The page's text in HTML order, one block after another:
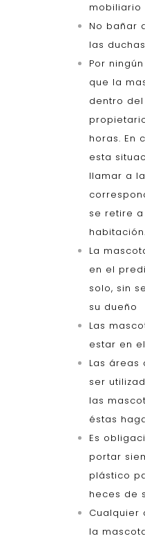
mobiliario
No bañar
las
Por
que la
dentro
horas. En
esta
llamar a
se retire
habitación.
La
en el
solo, sin
su dueño
Las
estar en
Las áreas
ser
las
éstas
Es
portar
plástico
heces de
Cualquier
la